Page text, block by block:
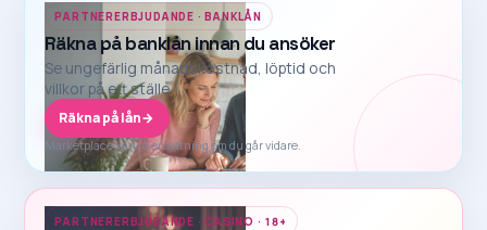
PARTNERERBJUDANDE · BANKLÅN
Räkna på banklån innan du ansöker
Se ungefärlig månadskostnad, löptid och
villkor på ett ställe.
Räkna på lån→
Marketplace kan få ersättning om du går vidare.
PARTNERERBJUDANDE · CASINO · 18+